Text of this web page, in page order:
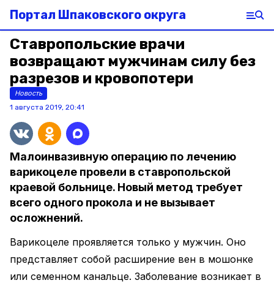
Портал Шпаковского округа
Ставропольские врачи
возвращают мужчинам силу без
разрезов и кровопотери
Новость
1 августа 2019, 20:41
Малоинвазивную операцию по лечению
варикоцеле провели в ставропольской
краевой больнице. Новый метод требует
всего одного прокола и не вызывает
осложнений.
Варикоцеле проявляется только у мужчин. Оно
представляет собой расширение вен в мошонке
или семенном канальце. Заболевание возникает в